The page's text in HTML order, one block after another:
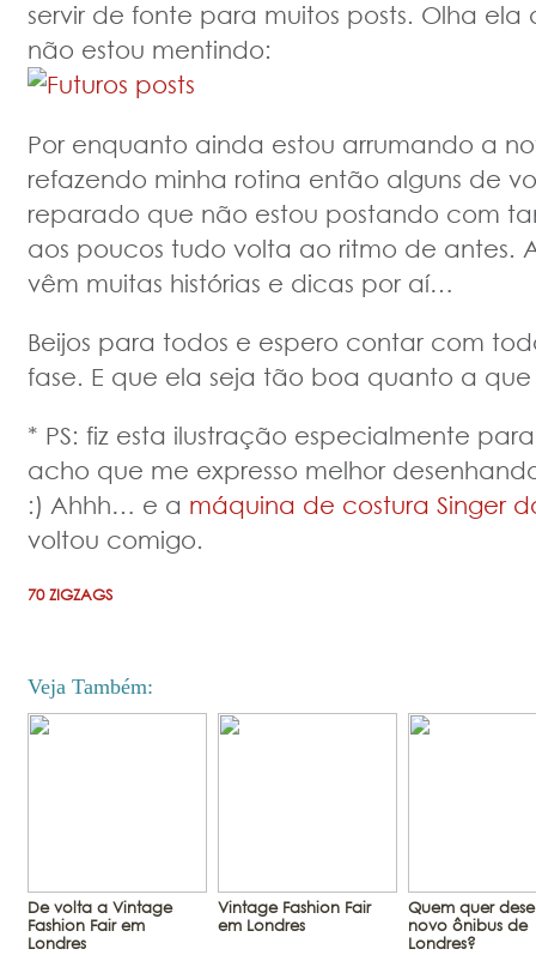
servir de fonte para muitos posts. Olha
não estou mentindo:
Por enquanto ainda estou arrumando a
refazendo minha rotina então alguns de
reparado que não estou postando com
aos poucos tudo volta ao ritmo de antes.
vêm muitas histórias e dicas por aí…
Beijos para todos e espero contar com
fase. E que ela seja tão boa quanto a
* PS: fiz esta ilustração especialmente
acho que me expresso melhor
:) Ahhh… e a máquina de costura Singer
voltou comigo.
70 ZIGZAGS
Veja Também:
De volta a Vintage
Fashion Fair em
Londres
Vintage Fashion Fair
em Londres
Quem quer
novo ônibus de
Londres?